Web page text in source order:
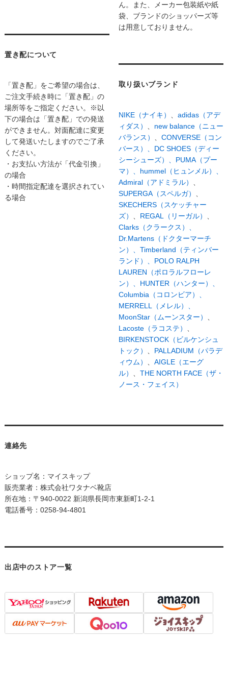
置き配について
「置き配」をご希望の場合は、
ご注文手続き時に「置き配」の
場所等をご指定ください。※以
下の場合は「置き配」での発送
ができません。対面配達に変更
して発送いたしますのでご了承
ください。
・お支払い方法が「代金引換」
の場合
・時間指定配達を選択されてい
る場合
ん。また、メーカー包装紙や紙
袋、ブランドのショッパーズ等
は用意しておりません。
取り扱いブランド
NIKE（ナイキ） 、 adidas（アデ
ィダス） 、 new balance（ニュー
バランス） 、 CONVERSE（コン
バース）、 DC SHOES（ディー
シーシューズ）、 PUMA（プー
マ）、 hummel（ヒュンメル）、
Admiral（アドミラル） 、
SUPERGA（スペルガ） 、
SKECHERS（スケッチャー
ズ） 、 REGAL（リーガル） 、
Clarks（クラークス）、
Dr.Martens（ドクターマーチ
ン）、 Timberland（ティンバー
ランド）、 POLO RALPH
LAUREN（ポロラルフローレ
ン）、 HUNTER（ハンター）、
Columbia（コロンビア）、
MERRELL（メレル）、
MoonStar（ムーンスター） 、
Lacoste（ラコステ） 、
BIRKENSTOCK（ビルケンシュ
トック） 、 PALLADIUM（パラデ
ィウム） 、 AIGLE（エーグ
ル） 、 THE NORTH FACE（ザ・
ノース・フェイス）
連絡先
ショップ名：マイスキップ
販売業者：株式会社ワタナベ靴店
所在地：〒940-0022 新潟県長岡市東新町1-2-1
電話番号：0258-94-4801
出店中のストア一覧